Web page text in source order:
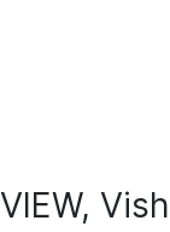
VIEW,